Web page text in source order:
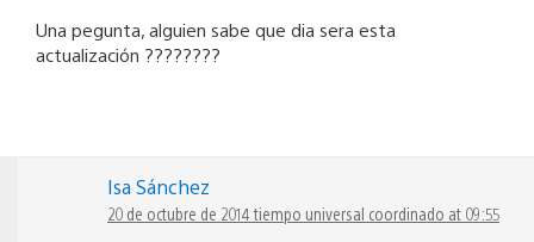
Una pegunta, alguien sabe que dia sera esta
actualización ????????
Isa Sánchez
20 de octubre de 2014 tiempo universal coordinado at 09:55